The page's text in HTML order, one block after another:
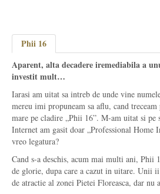
Phii 16
Aparent, alta decadere iremediabila a
investit mult…
Iarasi am uitat sa intreb de unde vine
mereu imi propuneam sa aflu, cand
mare pe cladire „Phii 16”. M-am uitat si
Internet am gasit doar „Professional Home
vreo legatura?
Cand s-a deschis, acum mai multi ani, Phii
de glorie, dupa care a cazut in uitare. Unii
de atractie al zonei Pietei Floreasca, dar nu